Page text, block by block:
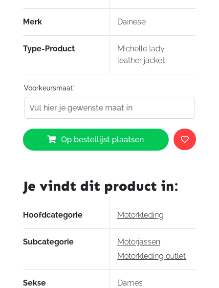
Merk Dainese
Type-Product
Michelle lady
leather jacket
Voorkeursmaat*
Dainese
Michelle
Leather
Grey
Op bestellijst plaatsen
Je vindt dit product in:
Hoofdcategorie Motorkleding
Subcategorie
Motorjassen
Motorkleding outlet
Sekse Dames